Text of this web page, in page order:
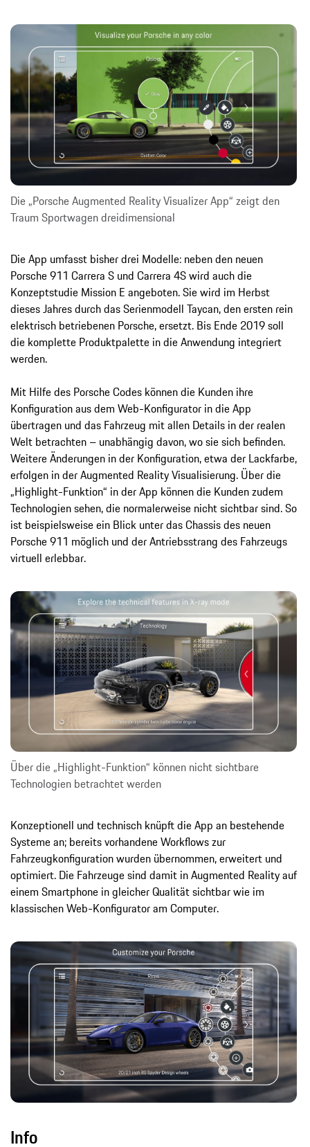
Die „Porsche Augmented Reality Visualizer App“ zeigt den
Traum Sportwagen dreidimensional
Die App umfasst bisher drei Modelle: neben den neuen
Porsche 911 Carrera S und Carrera 4S wird auch die
Konzeptstudie Mission E angeboten. Sie wird im Herbst
dieses Jahres durch das Serienmodell Taycan, den ersten rein
elektrisch betriebenen Porsche, ersetzt. Bis Ende 2019 soll
die komplette Produktpalette in die Anwendung integriert
werden.
Mit Hilfe des Porsche Codes können die Kunden ihre
Konfiguration aus dem Web-Konfigurator in die App
übertragen und das Fahrzeug mit allen Details in der realen
Welt betrachten – unabhängig davon, wo sie sich befinden.
Weitere Änderungen in der Konfiguration, etwa der Lackfarbe,
erfolgen in der Augmented Reality Visualisierung. Über die
„Highlight-Funktion“ in der App können die Kunden zudem
Technologien sehen, die normalerweise nicht sichtbar sind. So
ist beispielsweise ein Blick unter das Chassis des neuen
Porsche 911 möglich und der Antriebsstrang des Fahrzeugs
virtuell erlebbar.
Über die „Highlight-Funktion“ können nicht sichtbare
Technologien betrachtet werden
Konzeptionell und technisch knüpft die App an bestehende
Systeme an; bereits vorhandene Workflows zur
Fahrzeugkonfiguration wurden übernommen, erweitert und
optimiert. Die Fahrzeuge sind damit in Augmented Reality auf
einem Smartphone in gleicher Qualität sichtbar wie im
klassischen Web-Konfigurator am Computer.
Info